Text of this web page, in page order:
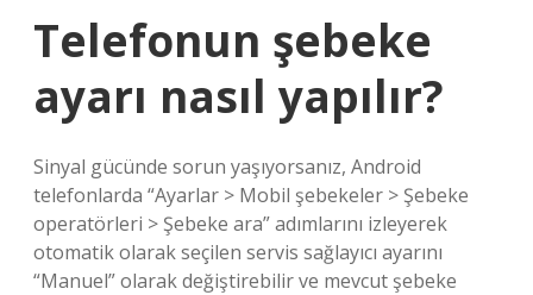
Telefonun şebeke
ayarı nasıl yapılır?
Sinyal gücünde sorun yaşıyorsanız, Android
telefonlarda “Ayarlar > Mobil şebekeler > Şebeke
operatörleri > Şebeke ara” adımlarını izleyerek
otomatik olarak seçilen servis sağlayıcı ayarını
“Manuel” olarak değiştirebilir ve mevcut şebeke